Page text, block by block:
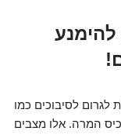
להימנע
לגרום לסיבוכים כמו
המרה. אלו מצבים